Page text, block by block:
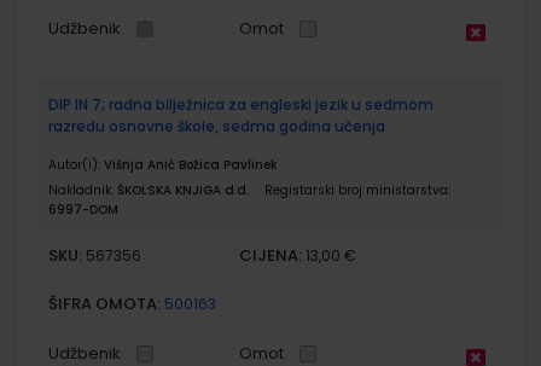
Udžbenik Omot
DIP IN 7; radna bilježnica za engleski jezik u sedmom
razredu osnovne škole, sedma godina učenja
Autor(i): Višnja Anić Božica Pavlinek
Nakladnik: ŠKOLSKA KNJIGA d.d.
Registarski broj ministarstva:
6997-DOM
SKU: 567356 CIJENA: 13,00 €
ŠIFRA OMOTA: 500163
Udžbenik Omot